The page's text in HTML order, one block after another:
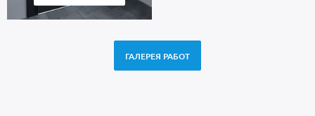
ГАЛЕРЕЯ РАБОТ